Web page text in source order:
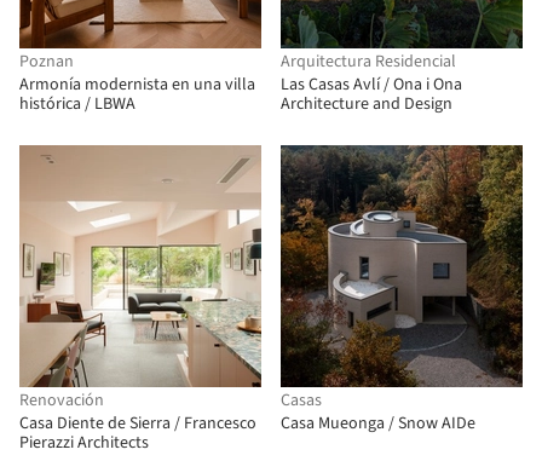
Poznan
Armonía modernista en una villa
histórica / LBWA
Arquitectura Residencial
Las Casas Avlí / Ona i Ona
Architecture and Design
Renovación
Casa Diente de Sierra / Francesco
Pierazzi Architects
Casas
Casa Mueonga / Snow AIDe